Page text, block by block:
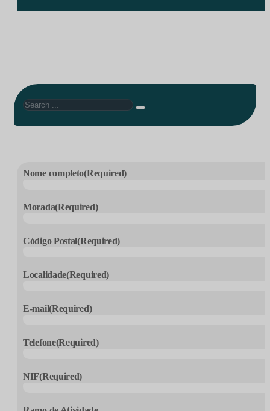
Search
Nome completo(Required)
Morada(Required)
Código Postal(Required)
Localidade(Required)
E-mail(Required)
Telefone(Required)
NIF(Required)